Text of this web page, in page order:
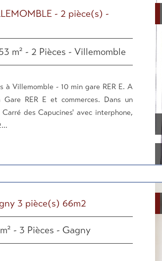
- 2 pièce(s) -
m² - 2 Pièces - Villemomble
à Villemomble - 10 min gare RER E. A
RER E et commerces. Dans un
des Capucines' avec interphone,
3 pièce(s) 66m2
- 3 Pièces - Gagny